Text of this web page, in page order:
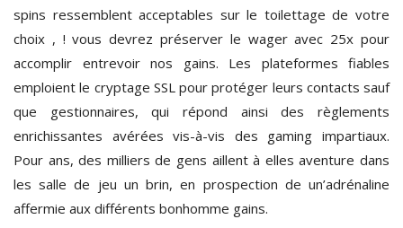
spins ressemblent acceptables sur le toilettage de votre
choix , ! vous devrez préserver le wager avec 25x pour
accomplir entrevoir nos gains. Les plateformes fiables
emploient le cryptage SSL pour protéger leurs contacts sauf
que gestionnaires, qui répond ainsi des règlements
enrichissantes avérées vis-à-vis des gaming impartiaux.
Pour ans, des milliers de gens aillent à elles aventure dans
les salle de jeu un brin, en prospection de un’adrénaline
affermie aux différents bonhomme gains.